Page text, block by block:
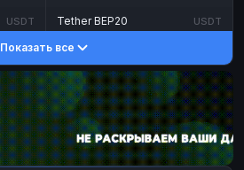
USDT
DASH
TON
DOGE
TRON
BCH
Tether BEP20 USDT
DASH
Toncoin TON
Dogecoin DOGE
TRX TRON
Bitcoin Cash BCH
Показать все